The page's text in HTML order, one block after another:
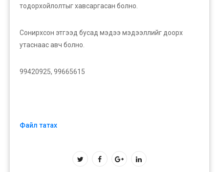
тодорхойлолтыг хавсаргасан болно.
Сонирхсон этгээд бусад мэдээ мэдээллийг доорх
утаснаас авч болно.
99420925, 99665615
Файл татах